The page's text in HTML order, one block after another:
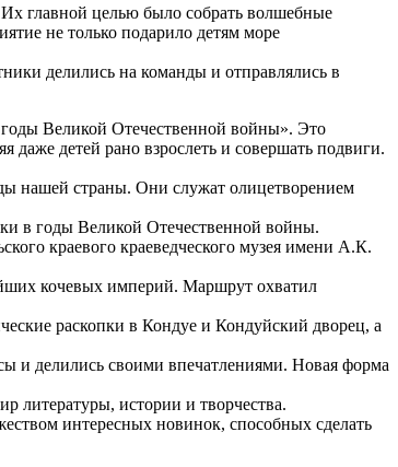
главной целью было собрать волшебные
не только подарило детям море
делились на команды и отправлялись в
Великой Отечественной войны». Это
детей рано взрослеть и совершать подвиги.
нашей страны. Они служат олицетворением
в годы Великой Отечественной войны.
краевого краеведческого музея имени А.К.
кочевых империй. Маршрут охватил
раскопки в Кондуе и Кондуйский дворец, а
и делились своими впечатлениями. Новая форма
литературы, истории и творчества.
интересных новинок, способных сделать